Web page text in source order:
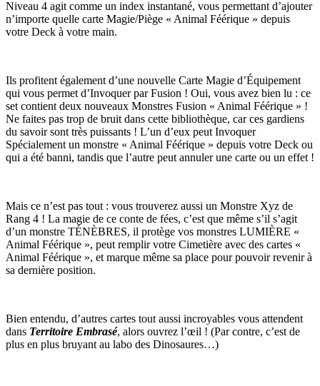
Niveau 4 agit comme un index instantané, vous permettant d’ajouter
n’importe quelle carte Magie/Piège « Animal Féérique » depuis
votre Deck à votre main.
Ils profitent également d’une nouvelle Carte Magie d’Équipement
qui vous permet d’Invoquer par Fusion ! Oui, vous avez bien lu : ce
set contient deux nouveaux Monstres Fusion « Animal Féérique » !
Ne faites pas trop de bruit dans cette bibliothèque, car ces gardiens
du savoir sont très puissants ! L’un d’eux peut Invoquer
Spécialement un monstre « Animal Féérique » depuis votre Deck ou
qui a été banni, tandis que l’autre peut annuler une carte ou un effet !
Mais ce n’est pas tout : vous trouverez aussi un Monstre Xyz de
Rang 4 ! La magie de ce conte de fées, c’est que même s’il s’agit
d’un monstre TÉNÈBRES, il protège vos monstres LUMIÈRE «
Animal Féérique », peut remplir votre Cimetière avec des cartes «
Animal Féérique », et marque même sa place pour pouvoir revenir à
sa dernière position.
Bien entendu, d’autres cartes tout aussi incroyables vous attendent
dans Territoire Embrasé, alors ouvrez l’œil ! (Par contre, c’est de
plus en plus bruyant au labo des Dinosaures…)